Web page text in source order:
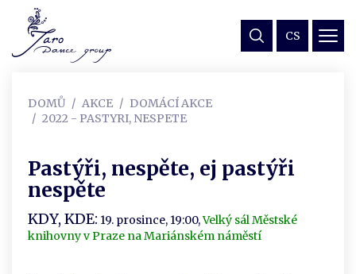
CS
DOMŮ AKCE
DOMÁCÍ AKCE
2022 - PASTYRI, NESPETE
Pastýři, nespěte, ej pastýři
nespěte
KDY, KDE: 19. prosince, 19:00,Velký sál Městské
knihovny v Praze na Mariánském náměstí